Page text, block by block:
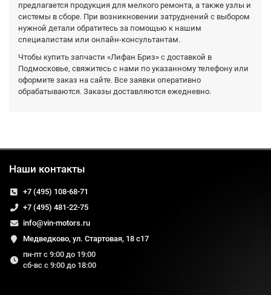
предлагается продукция для мелкого ремонта, а также узлы и
системы в сборе. При возникновении затруднений с выбором
нужной детали обратитесь за помощью к нашим
специалистам или онлайн-консультантам.
Чтобы купить запчасти «Лифан Бриз» с доставкой в
Подмосковье, свяжитесь с нами по указанному телефону или
оформите заказ на сайте. Все заявки оперативно
обрабатываются. Заказы доставляются ежедневно.
Наши контакты
+7 (495) 108-68-71
+7 (495) 481-22-75
info@vin-motors.ru
Медведково, ул. Стартовая, 18 с17
пн-пт с 9:00 до 19:00
сб-вс с 9:00 до 18:00